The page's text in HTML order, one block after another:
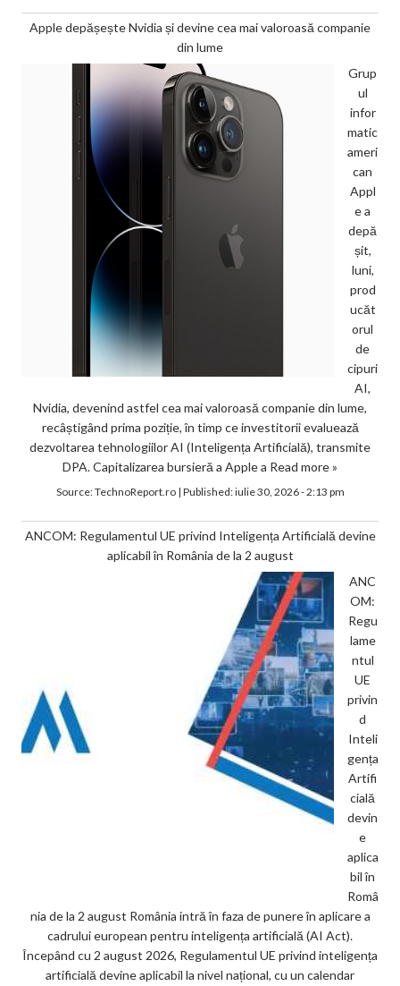
Apple depășește Nvidia și devine cea mai valoroasă companie
din lume
Grup
ul
infor
matic
ameri
can
Appl
e a
depă
șit,
luni,
prod
ucăt
orul
de
cipuri
AI,
Nvidia, devenind astfel cea mai valoroasă companie din lume,
recâștigând prima poziție, în timp ce investitorii evaluează
dezvoltarea tehnologiilor AI (Inteligența Artificială), transmite
DPA. Capitalizarea bursieră a Apple a Read more »
Source:TechnoReport.ro| Published:iulie 30, 2026 - 2:13 pm
ANCOM: Regulamentul UE privind Inteligența Artificială devine
aplicabil în România de la 2 august
ANC
OM:
Regu
lame
ntul
UE
privin
d
Inteli
gența
Artifi
cială
devin
e
aplica
bil în
Româ
nia de la 2 august România intră în faza de punere în aplicare a
cadrului european pentru inteligența artificială (AI Act).
Începând cu 2 august 2026, Regulamentul UE privind inteligența
artificială devine aplicabil la nivel național, cu un calendar